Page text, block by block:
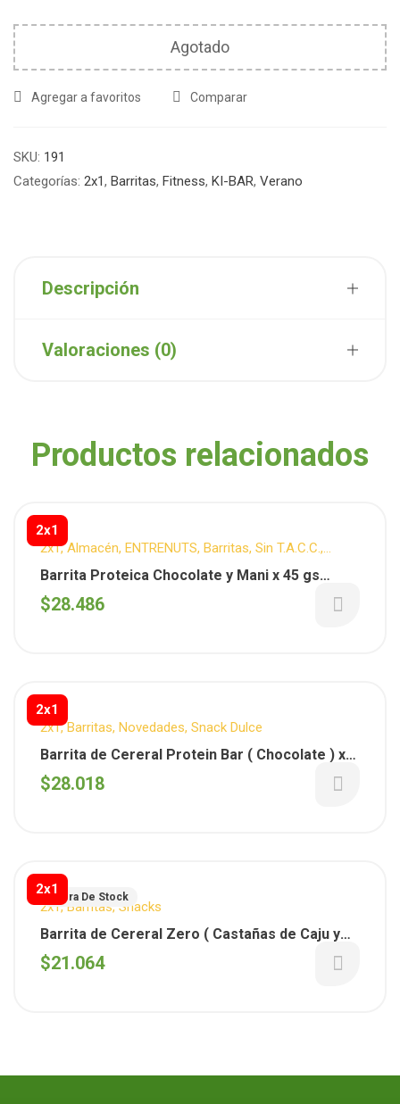
Agotado
Agregar a favoritos Comparar
SKU: 191
Categorías: 2x1, Barritas, Fitness, KI-BAR, Verano
Descripción
Valoraciones (0)
Productos relacionados
2x1
2x1,Almacén, ENTRENUTS, Barritas, Sin T.A.C.C. ,
Snacks
Barrita Proteica Chocolate y Mani x 45 gs
(Entrenuts) x 10 unid
$28.486
2x1
2x1,Barritas, Novedades, Snack Dulce
Barrita de Cereral Protein Bar ( Chocolate ) x
50 gs – Vitalgy x 10 unid.
$28.018
2x1Fuera De Stock
2x1,Barritas, Snacks
Barrita de Cereral Zero ( Castañas de Caju y
Arandanos ) x 40 gs – Vitalgy x 10 unid.
$21.064